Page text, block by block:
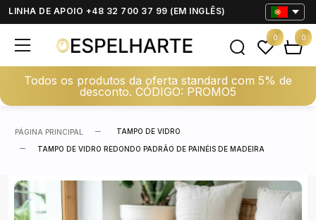
LINHA DE APOIO +48 32 700 37 99 (EM INGLÊS)
Todos os produtos da oferta standard com 5% de
desconto. CÓDIGO: PROMO5
0 0
PÁGINA PRINCIPAL TAMPO DE VIDRO
TAMPO DE VIDRO REDONDO PADRÃO DE PAINÉIS DE MADEIRA